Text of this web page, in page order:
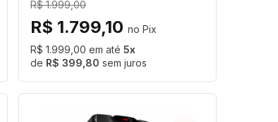
R$ 1.999,00
R$ 1.799,10
R$ 1.999,00
5
R$ 399,80 sem juros